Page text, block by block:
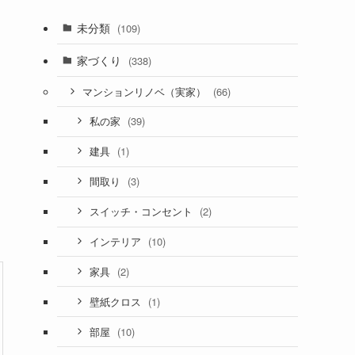
未分類 (109)
家づくり (338)
マンションリノベ（実家） (66)
私の家 (39)
建具 (1)
間取り (3)
スイッチ・コンセント (2)
インテリア (10)
家具 (2)
壁紙クロス (1)
部屋 (10)